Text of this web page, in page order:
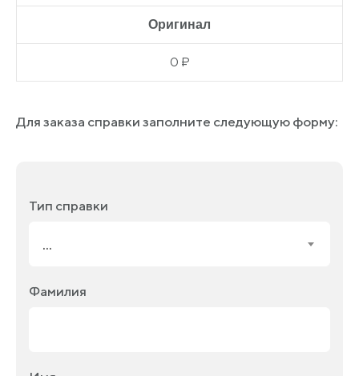
Оригинал
0 ₽
Для заказа справки заполните следующую форму:
Тип справки
...
Фамилия